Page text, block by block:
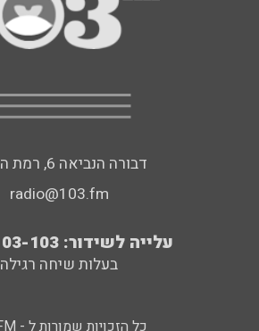
דבורה הנביאה 6, רמת השרון
radio@103.fm
עלייה לשידור: 0552-103-103
בעלות שיחה רגילה
כל הזכויות שמורות ל - 103FM